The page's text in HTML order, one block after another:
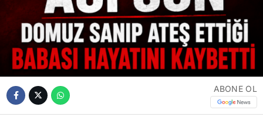
ABONE OL